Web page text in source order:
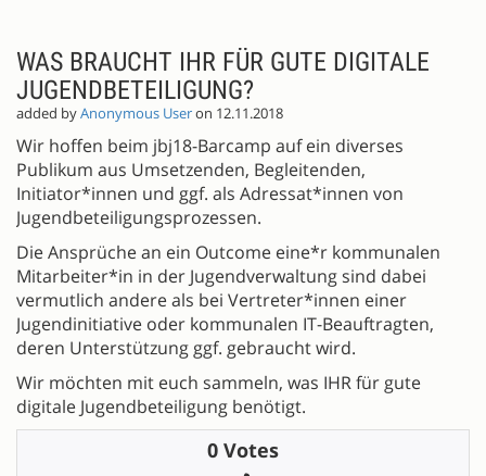
WAS BRAUCHT IHR FÜR GUTE DIGITALE
JUGENDBETEILIGUNG?
added byAnonymous Useron 12.11.2018
Wir hoffen beim jbj18-Barcamp auf ein diverses
Publikum aus Umsetzenden, Begleitenden,
Initiator*innen und ggf. als Adressat*innen von
Jugendbeteiligungsprozessen.
Die Ansprüche an ein Outcome eine*r kommunalen
Mitarbeiter*in in der Jugendverwaltung sind dabei
vermutlich andere als bei Vertreter*innen einer
Jugendinitiative oder kommunalen IT-Beauftragten,
deren Unterstützung ggf. gebraucht wird.
Wir möchten mit euch sammeln, was IHR für gute
digitale Jugendbeteiligung benötigt.
0 Votes